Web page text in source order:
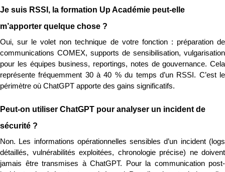
Je suis RSSI, la formation Up Académie peut-elle
m’apporter quelque chose ?
Oui, sur le volet non technique de votre fonction : préparation de
communications COMEX, supports de sensibilisation, vulgarisation
pour les équipes business, reportings, notes de gouvernance. Cela
représente fréquemment 30 à 40 % du temps d’un RSSI. C’est le
périmètre où ChatGPT apporte des gains significatifs.
Peut-on utiliser ChatGPT pour analyser un incident de
sécurité ?
Non. Les informations opérationnelles sensibles d’un incident (logs
détaillés, vulnérabilités exploitées, chronologie précise) ne doivent
jamais être transmises à ChatGPT. Pour la communication post-